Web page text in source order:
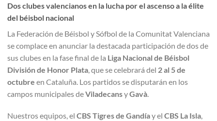
Dos clubes valencianos en la lucha por el ascenso a la élite
del béisbol nacional
La Federación de Béisbol y Sófbol de la Comunitat Valenciana
se complace en anunciar la destacada participación de dos de
sus clubes en la fase final de la Liga Nacional de Béisbol
División de Honor Plata , que se celebrará del 2 al 5 de
octubre en Cataluña Los partidos se disputarán en los
campos municipales deViladecansyGavà
Nuestros equipos, el CBS Tigres de Gandíay el CBS La Isla,